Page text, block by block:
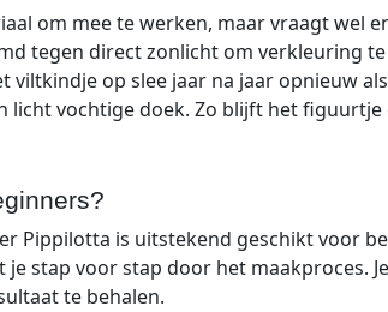
om mee te werken, maar vraagt wel
tegen direct zonlicht om verkleuring
op slee jaar na jaar opnieuw
licht vochtige doek. Zo blijft het
Pippilotta is uitstekend geschikt voor
stap voor stap door het maakproces.
te behalen.